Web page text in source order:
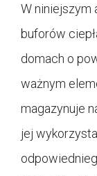
W niniejszym
buforów
domach o
ważnym
magazynuje
jej